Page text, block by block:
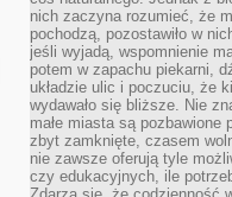
nich zaczyna rozumieć, że
pochodzą, pozostawiło w
jeśli wyjadą, wspomnienie
potem w zapachu piekarni,
układzie ulic i poczuciu, że
wydawało się bliższe. Nie
małe miasta są pozbawione
zbyt zamknięte, czasem
nie zawsze oferują tyle
czy edukacyjnych, ile